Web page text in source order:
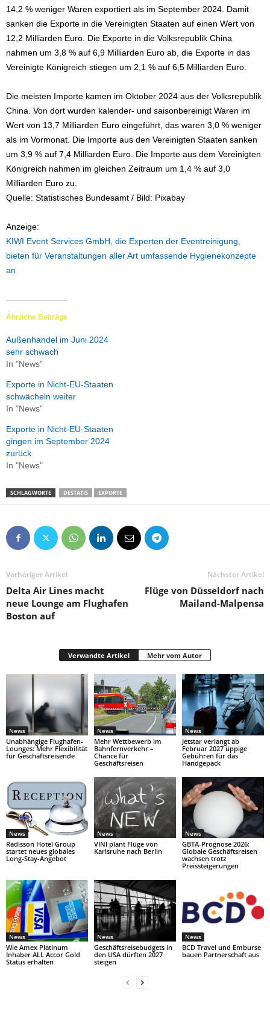
14,2 % weniger Waren exportiert als im September 2024. Damit
sanken die Exporte in die Vereinigten Staaten auf einen Wert von
12,2 Milliarden Euro. Die Exporte in die Volksrepublik China
nahmen um 3,8 % auf 6,9 Milliarden Euro ab, die Exporte in das
Vereinigte Königreich stiegen um 2,1 % auf 6,5 Milliarden Euro.
Die meisten Importe kamen im Oktober 2024 aus der Volksrepublik
China. Von dort wurden kalender- und saisonbereinigt Waren im
Wert von 13,7 Milliarden Euro eingeführt, das waren 3,0 % weniger
als im Vormonat. Die Importe aus den Vereinigten Staaten sanken
um 3,9 % auf 7,4 Milliarden Euro. Die Importe aus dem Vereinigten
Königreich nahmen im gleichen Zeitraum um 1,4 % auf 3,0
Milliarden Euro zu.
Quelle: Statistisches Bundesamt / Bild: Pixabay
Anzeige:
KIWI Event Services GmbH, die Experten der Eventreinigung,
bieten für Veranstaltungen aller Art umfassende Hygienekonzepte
an
Ähnliche Beiträge
Außenhandel im Juni 2024
sehr schwach
In "News"
Exporte in Nicht-EU-Staaten
schwächeln weiter
In "News"
Exporte in Nicht-EU-Staaten
gingen im September 2024
zurück
In "News"
SCHLAGWORTE DESTATIS EXPORTE
Vorheriger Artikel
Delta Air Lines macht
neue Lounge am Flughafen
Boston auf
Nächster Artikel
Flüge von Düsseldorf nach
Mailand-Malpensa
Verwandte Artikel Mehr vom Autor
News
Unabhängige Flughafen-
Lounges: Mehr Flexibilität
für Geschäftsreisende
News
Mehr Wettbewerb im
Bahnfernverkehr –
Chance für
Geschäftsreisen
News
Jetstar verlangt ab
Februar 2027 üppige
Gebühren für das
Handgepäck
News
Radisson Hotel Group
startet neues globales
Long-Stay-Angebot
News
VINI plant Flüge von
Karlsruhe nach Berlin
News
GBTA-Prognose 2026:
Globale Geschäftsreisen
wachsen trotz
Preissteigerungen
News
Wie Amex Platinum
Inhaber ALL Accor Gold
Status erhalten
News
Geschäftsreisebudgets in
den USA dürften 2027
steigen
News
BCD Travel und Emburse
bauen Partnerschaft aus